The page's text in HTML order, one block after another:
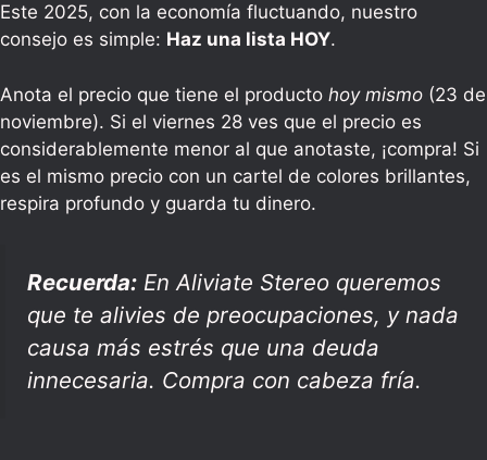
Este 2025, con la economía fluctuando, nuestro
consejo es simple: Haz una lista HOY.
Anota el precio que tiene el producto hoy mismo (23 de
noviembre). Si el viernes 28 ves que el precio es
considerablemente menor al que anotaste, ¡compra! Si
es el mismo precio con un cartel de colores brillantes,
respira profundo y guarda tu dinero.
Recuerda: En Aliviate Stereo queremos
que te alivies de preocupaciones, y nada
causa más estrés que una deuda
innecesaria. Compra con cabeza fría.